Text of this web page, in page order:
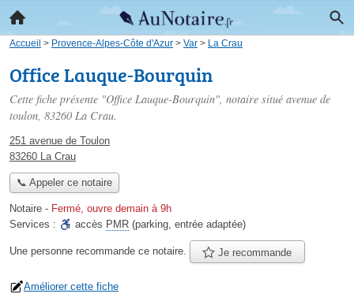
Accueil > Provence-Alpes-Côte d'Azur > Var > La Crau
Office Lauque-Bourquin
Cette fiche présente "Office Lauque-Bourquin", notaire situé avenue de
toulon, 83260 La Crau.
251 avenue de Toulon
83260 La Crau
📞 Appeler ce notaire
Notaire - Fermé, ouvre demain à 9h
Services :
accès PMR (parking, entrée adaptée)
Une personne recommande ce notaire. Je recommande
Améliorer cette fiche